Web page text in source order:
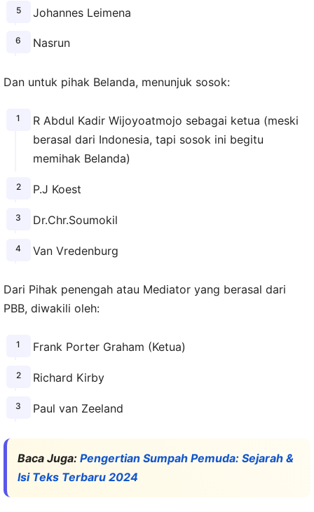
Johannes Leimena
Nasrun
Dan untuk pihak Belanda, menunjuk sosok:
R Abdul Kadir Wijoyoatmojo sebagai ketua (meski
berasal dari Indonesia, tapi sosok ini begitu
memihak Belanda)
P.J Koest
Dr.Chr.Soumokil
Van Vredenburg
Dari Pihak penengah atau Mediator yang berasal dari
PBB, diwakili oleh:
Frank Porter Graham (Ketua)
Richard Kirby
Paul van Zeeland
Baca Juga: Pengertian Sumpah Pemuda: Sejarah &
Isi Teks Terbaru 2024